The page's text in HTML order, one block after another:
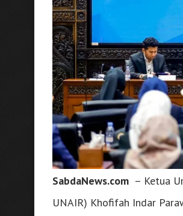
SabdaNews.com – Ketua
UNAIR) Khofifah Indar